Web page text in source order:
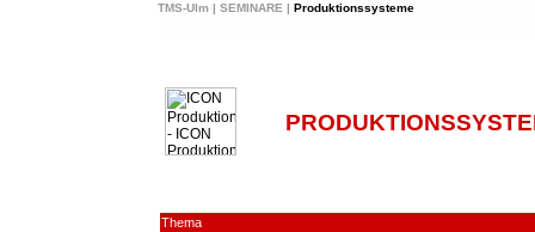
TMS-Ulm | SEMINARE | Produktionssysteme
Thema